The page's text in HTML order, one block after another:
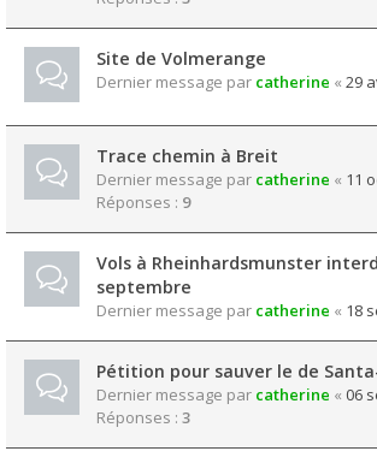
Site de Volmerange
Dernier message par catherine « 29
Trace chemin à Breit
Dernier message par catherine « 11
Réponses : 9
Vols à Rheinhardsmunster
septembre
Dernier message par catherine « 18
Pétition pour sauver le de
Dernier message par catherine « 06
Réponses : 3